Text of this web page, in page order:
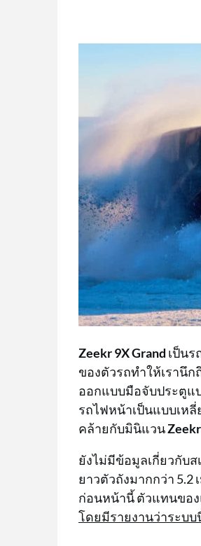
Zeekr 9X Grand เป็น
ของตัวรถทำให้เรานึก
ออกแบบมือจับประตูแ
รถไฟหน้าเป็นแบบเห
คล้ายกับมินิแวน
ยังไม่มีข้อมูลเกี่ยวกับ
ยาวตัวถังมากกว่า 5.2
ก่อนหน้านี้ ตัวแทนขอ
โดยมีรายงานว่าระบบ